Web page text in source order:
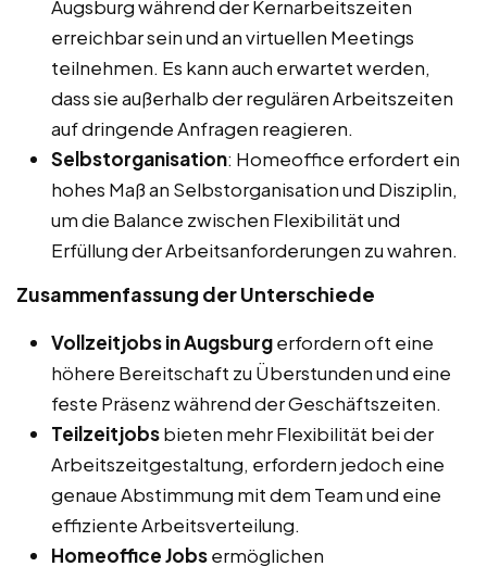
Augsburg während der Kernarbeitszeiten
erreichbar sein und an virtuellen Meetings
teilnehmen. Es kann auch erwartet werden,
dass sie außerhalb der regulären Arbeitszeiten
auf dringende Anfragen reagieren.
Selbstorganisation: Homeoffice erfordert ein
hohes Maß an Selbstorganisation und Disziplin,
um die Balance zwischen Flexibilität und
Erfüllung der Arbeitsanforderungen zu wahren.
Zusammenfassung der Unterschiede
Vollzeitjobs in Augsburgerfordern oft eine
höhere Bereitschaft zu Überstunden und eine
feste Präsenz während der Geschäftszeiten.
Teilzeitjobsbieten mehr Flexibilität bei der
Arbeitszeitgestaltung, erfordern jedoch eine
genaue Abstimmung mit dem Team und eine
effiziente Arbeitsverteilung.
Homeoffice Jobsermöglichen